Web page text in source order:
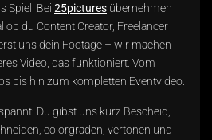
Spiel. Bei 25pictures übernehmen
ob du Content Creator, Freelancer
uns dein Footage – wir machen
Video, das funktioniert. Vom
bis hin zum kompletten Eventvideo.
Du gibst uns kurz Bescheid,
colorgraden, vertonen und